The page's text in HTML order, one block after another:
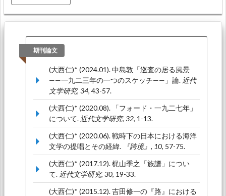
期刊論文
(大西仁)* (2024.01). 中島敦「巡査の居る風景
——一九二三年の一つのスケッチ——」論. 近代
文学研究, 34, 43-57.
(大西仁)* (2020.08). 「フォード・一九二七年」
について. 近代文学研究, 32, 1-13.
(大西仁)* (2020.06). 戦時下の日本における海洋
文学の提唱とその経緯.
『跨境』, 10, 57-75.
(大西仁)* (2017.12). 梶山季之「族譜」につい
て. 近代文学研究, 30, 19-33.
(大西仁)* (2015.12). 吉田修一の『路』における